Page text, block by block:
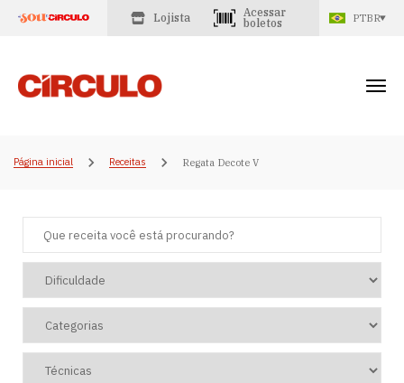
Lojista
Acessar
boletos
PTBR
Página inicial Receitas Regata Decote V